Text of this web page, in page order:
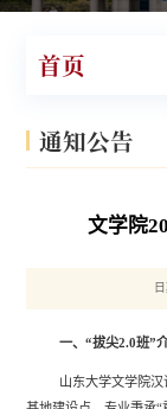
首页
通知公告
文学院
一、“拔尖2.0班”
山东大学文学院